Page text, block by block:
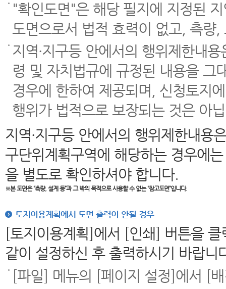
"확인도면"은 해당 필지에 지정된
도면으로서 법적 효력이 없고, 측량
지역·지구등 안에서의 행위제한내
령 및 자치법규에 규정된 내용을 그
경우에 한하여 제공되며, 신청토지
행위가 법적으로 보장되는 것은 아
지역·지구등 안에서의 행위제한내용
구단위계획구역에 해당하는 경우에
을 별도로 확인하셔야 합니다.
※본 도면은“측량, 설계 등”과 그 밖의 목적으로 사용할 수 없는 “참고도면”입니다.
토지이용계획에서 도면 출력이 안될 경우
[토지이용계획]에서 [인쇄] 버튼을
같이 설정하신 후 출력하시기 바랍니
[파일] 메뉴의 [페이지 설정]에서 [